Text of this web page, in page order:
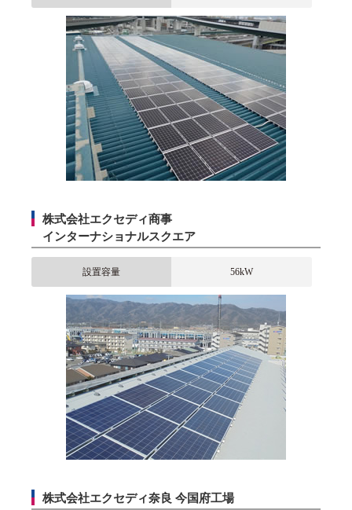
株式会社エクセディ商事
インターナショナルスクエア
設置容量 56kW
株式会社エクセディ奈良 今国府工場